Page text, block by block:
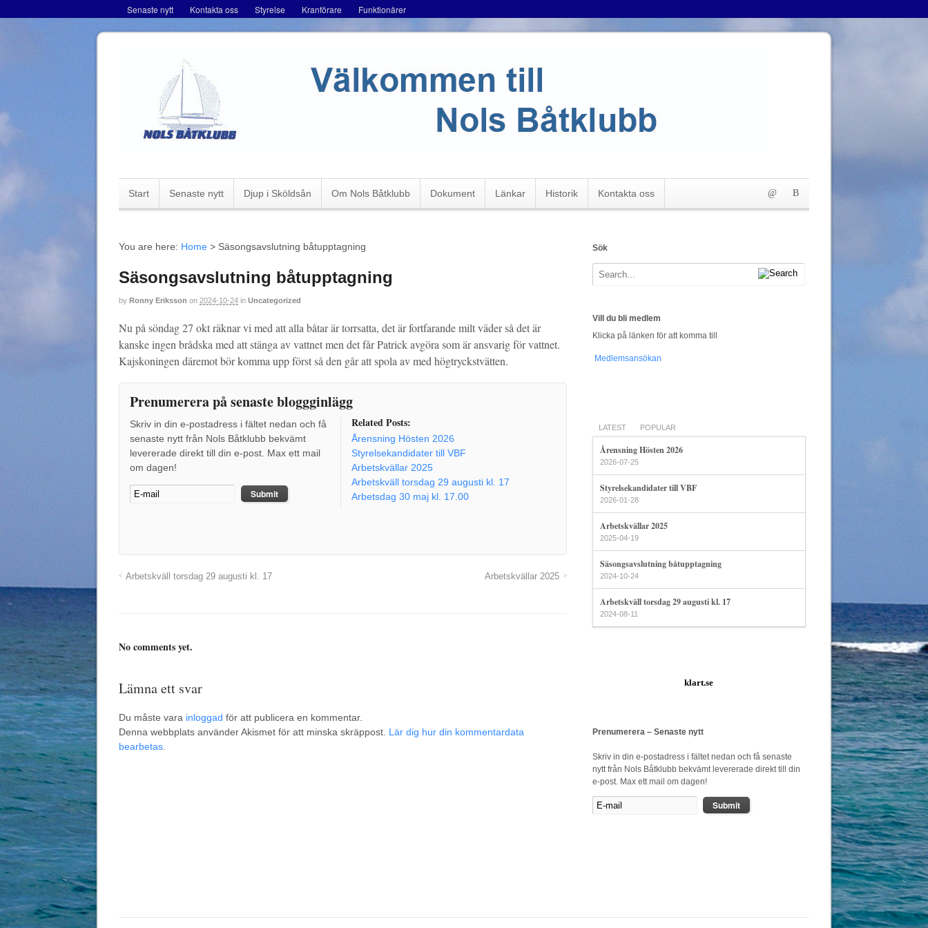
Senaste nytt Kontakta oss Styrelse Kranförare Funktionärer
Start Senaste nytt Djup i Sköldsån Om Nols Båtklubb Dokument Länkar Historik Kontakta oss
You are here: Home > Säsongsavslutning båtupptagning
Säsongsavslutning båtupptagning
by Ronny Eriksson on 2024-10-24 in Uncategorized
Nu på söndag 27 okt räknar vi med att alla båtar är torrsatta, det är fortfarande milt väder så det är
kanske ingen brådska med att stänga av vattnet men det får Patrick avgöra som är ansvarig för vattnet.
Kajskoningen däremot bör komma upp först så den går att spola av med högtryckstvätten.
Prenumerera på senaste bloggginlägg
Skriv in din e-postadress i fältet nedan och få
senaste nytt från Nols Båtklubb bekvämt
levererade direkt till din e-post. Max ett mail
om dagen!
Related Posts:
Årensning Hösten 2026
Styrelsekandidater till VBF
Arbetskvällar 2025
Arbetskväll torsdag 29 augusti kl. 17
Arbetsdag 30 maj kl. 17.00
Arbetskväll torsdag 29 augusti kl. 17 Arbetskvällar 2025
No comments yet.
Lämna ett svar
Du måste vara inloggad för att publicera en kommentar.
Denna webbplats använder Akismet för att minska skräppost. Lär dig hur din kommentardata
bearbetas
Sök
Vill du bli medlem
Klicka på länken för att komma till
Medlemsansökan
LATEST POPULAR
Årensning Hösten 2026
2026-07-25
Styrelsekandidater till VBF
2026-01-28
Arbetskvällar 2025
2025-04-19
Säsongsavslutning båtupptagning
2024-10-24
Arbetskväll torsdag 29 augusti kl. 17
2024-08-11
klart.se
Prenumerera – Senaste nytt
Skriv in din e-postadress i fältet nedan och få senaste
nytt från Nols Båtklubb bekvämt levererade direkt till din
e-post. Max ett mail om dagen!